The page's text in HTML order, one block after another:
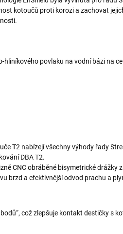
kotoučů proti korozi a zachovat
hliníkového povlaku na vodní bázi na
T2 nabízejí všechny výhody řady
DBA T2.
CNC obráběné bisymetrické drážky
brzd a efektivnější odvod prachu a
což zlepšuje kontakt destičky s